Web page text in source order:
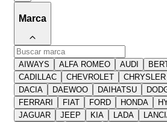
Marca
AIWAYS ALFA ROMEO AUDI
CADILLAC
CHEVROLET CHRYSLER
DACIA
DAEWOO DAIHATSU
FERRARI
FIAT FORD HONDA
JAGUAR
JEEP KIA LADA